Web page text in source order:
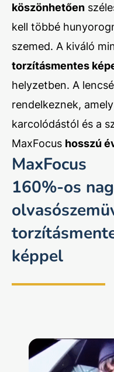
MaxFocus
160%-os
képpel
köszönhetően
kell többé
szemed. A kiváló
torzításmentes
helyzetben. A
rendelkeznek,
karcolódástól és a
MaxFocus hosszú